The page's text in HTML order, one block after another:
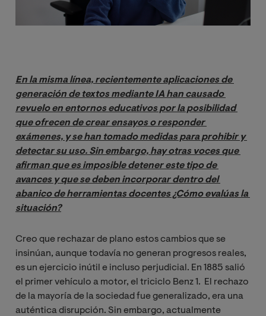
En la misma línea, recientemente aplicaciones de
generación de textos mediante IA han causado
revuelo en entornos educativos por la posibilidad
que ofrecen de crear ensayos o responder
exámenes, y se han tomado medidas para prohibir y
detectar su uso. Sin embargo, hay otras voces que
afirman que es imposible detener este tipo de
avances y que se deben incorporar dentro del
abanico de herramientas docentes ¿Cómo evalúas la
situación?
Creo que rechazar de plano estos cambios que se
insinúan, aunque todavía no generan progresos reales,
es un ejercicio inútil e incluso perjudicial. En 1885 salió
el primer vehículo a motor, el triciclo Benz 1. El rechazo
de la mayoría de la sociedad fue generalizado, era una
auténtica disrupción. Sin embargo, actualmente